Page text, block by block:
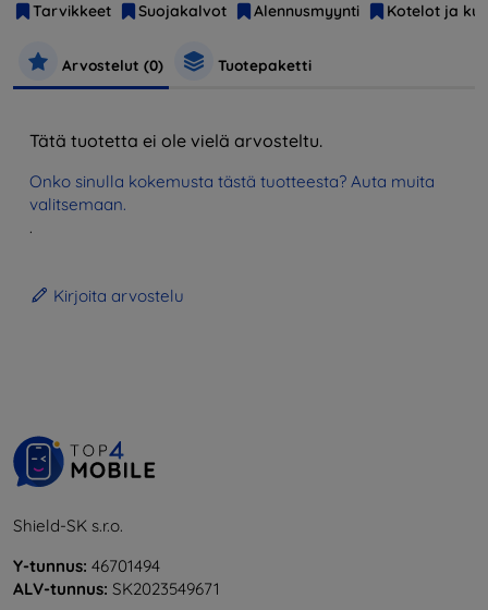
Tarvikkeet
Suojakalvot Alennusmyynti Kotelot ja
Arvostelut (0) Tuotepaketti
Tätä tuotetta ei ole vielä arvosteltu.
Onko sinulla kokemusta tästä tuotteesta? Auta muita
valitsemaan.
.
Kirjoita arvostelu
Shield-SK s.r.o.
Y-tunnus: 46701494
ALV-tunnus: SK2023549671